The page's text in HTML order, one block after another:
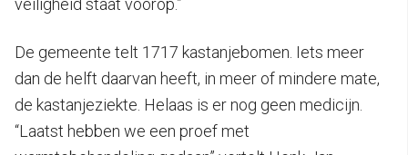
veiligheid staat voorop.”
De gemeente telt 1717 kastanjebomen. Iets meer
dan de helft daarvan heeft, in meer of mindere mate,
de kastanjeziekte. Helaas is er nog geen medicijn.
“Laatst hebben we een proef met